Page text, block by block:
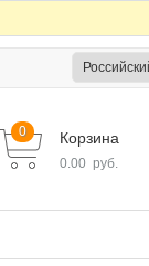
Корзина
0
0.00 руб.